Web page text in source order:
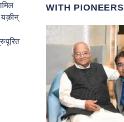
यक़ीन्
WITH PIONEERS